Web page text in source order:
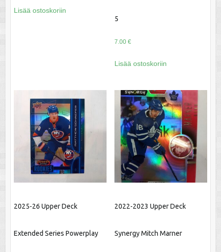
Lisää ostoskoriin
5
7.00 €
Lisää ostoskoriin
2025-26 Upper Deck
Extended Series Powerplay
2022-2023 Upper Deck
Synergy Mitch Marner